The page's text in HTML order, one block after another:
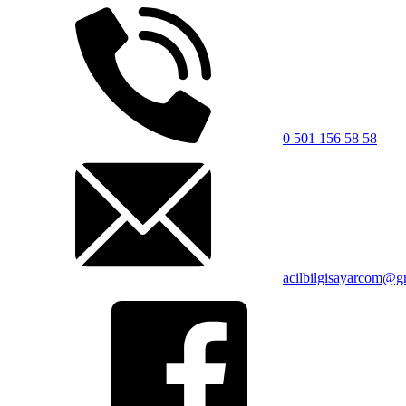
0 501 156 58 58